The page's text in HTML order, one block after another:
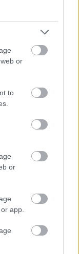
or
to
or
app.
#in2life
– Χαίρομαι Να
- Νίκος
θα σου
ο
κρατώντας
Αν σε
μερίδες
τηγανιτή με
κοκορετσάκι,